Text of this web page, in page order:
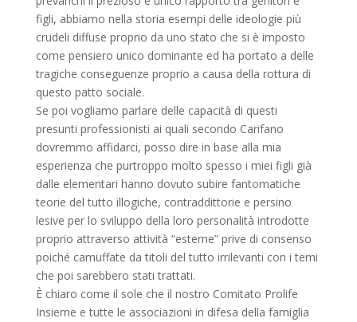
figli, abbiamo nella storia esempi delle ideologie più
crudeli diffuse proprio da uno stato che si è imposto
come pensiero unico dominante ed ha portato a delle
tragiche conseguenze proprio a causa della rottura di
questo patto sociale.
Se poi vogliamo parlare delle capacità di questi
presunti professionisti ai quali secondo Carifano
dovremmo affidarci, posso dire in base alla mia
esperienza che purtroppo molto spesso i miei figli già
dalle elementari hanno dovuto subire fantomatiche
teorie del tutto illogiche, contraddittorie e persino
lesive per lo sviluppo della loro personalità introdotte
proprio attraverso attività “esterne” prive di consenso
poiché camuffate da titoli del tutto irrilevanti con i temi
che poi sarebbero stati trattati.
È chiaro come il sole che il nostro Comitato Prolife
Insieme e tutte le associazioni in difesa della famiglia